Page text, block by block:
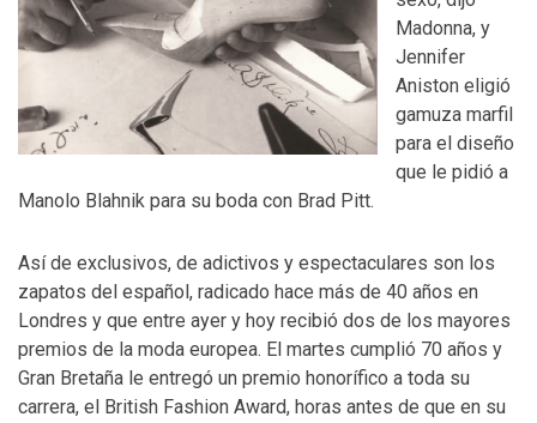
Madonna, y
Jennifer
Aniston eligió
gamuza marfil
para el diseño
que le pidió a
Manolo Blahnik para su boda con Brad Pitt.
Así de exclusivos, de adictivos y espectaculares son los
zapatos del español, radicado hace más de 40 años en
Londres y que entre ayer y hoy recibió dos de los mayores
premios de la moda europea. El martes cumplió 70 años y
Gran Bretaña le entregó un premio honorífico a toda su
carrera, el British Fashion Award, horas antes de que en su